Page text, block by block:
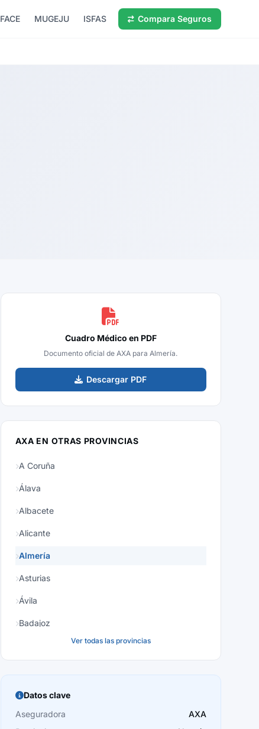
MUGEJU ISFAS Compara Seguros
Cuadro Médico en PDF
Documento oficial de AXA para Almería.
Descargar PDF
AXA EN OTRAS PROVINCIAS
A Coruña
Álava
Albacete
Alicante
Almería
Asturias
Ávila
Badajoz
Burgos
Cáceres
Ver todas las provincias
Datos clave
Aseguradora
AXA